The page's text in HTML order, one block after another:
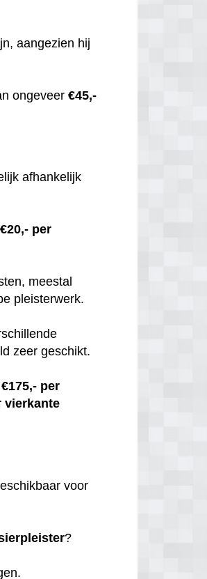
aangezien hij
ongeveer €45,-
afhankelijk
per
meestal
pleisterwerk.
zeer geschikt.
€175,- per
vierkante
voor
?